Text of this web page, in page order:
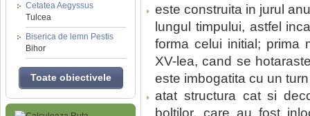
Cetatea Aegyssus
Tulcea
Biserica de lemn Pestis
Bihor
Toate obiectivele
este construita in jurul
lungul timpului, astfel
forma celui initial; prima
XV-lea, cand se
este imbogatita cu un
atat structura cat si
boltilor, care au fost